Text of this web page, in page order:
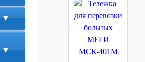
▼
▼